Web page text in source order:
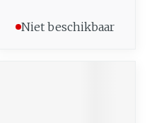
Niet beschikbaar